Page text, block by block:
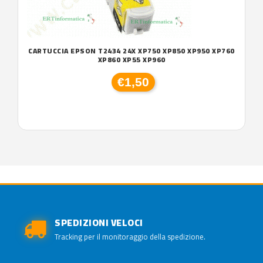
CARTUCCIA EPSON T2434 24X XP750 XP850 XP950 XP760
XP860 XP55 XP960
€1,50
SPEDIZIONI VELOCI
Tracking per il monitoraggio della spedizione.